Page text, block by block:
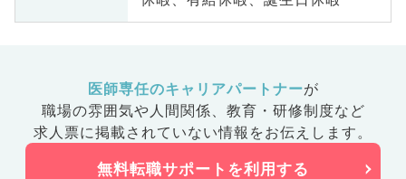
医師専任のキャリアパートナーが
職場の雰囲気や人間関係、 教育・研修制度など
求人票に掲載されていない情報をお伝えします。
無料転職サポートを利用する